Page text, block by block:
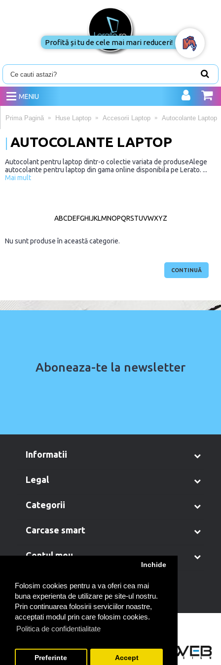
Folosim cookies pentru a va oferi cea mai
buna experienta de utilizare pe site-ul nostru.
Prin continuarea folosirii serviciilor noastre,
acceptati modul prin care folosim cookies.
Politica de confidentialitate
Inchide
Preferinte Accept
MENIU
Prima Pagină Huse Laptop Accesorii Laptop Autocolante Laptop
AUTOCOLANTE LAPTOP
Autocolant pentru laptop dintr-o colectie variata de produseAlege
autocolante pentru laptop din gama online disponibila pe Lerato. ...
Mai mult
ABCDEFGHIJKLMNOPQRSTUVWXYZ
Nu sunt produse în această categorie.
CONTINUĂ
Aboneaza-te la newsletter
informatii
legal
categorii
carcase smart
contul meu
Profită și tu de cele mai mari reduceri!